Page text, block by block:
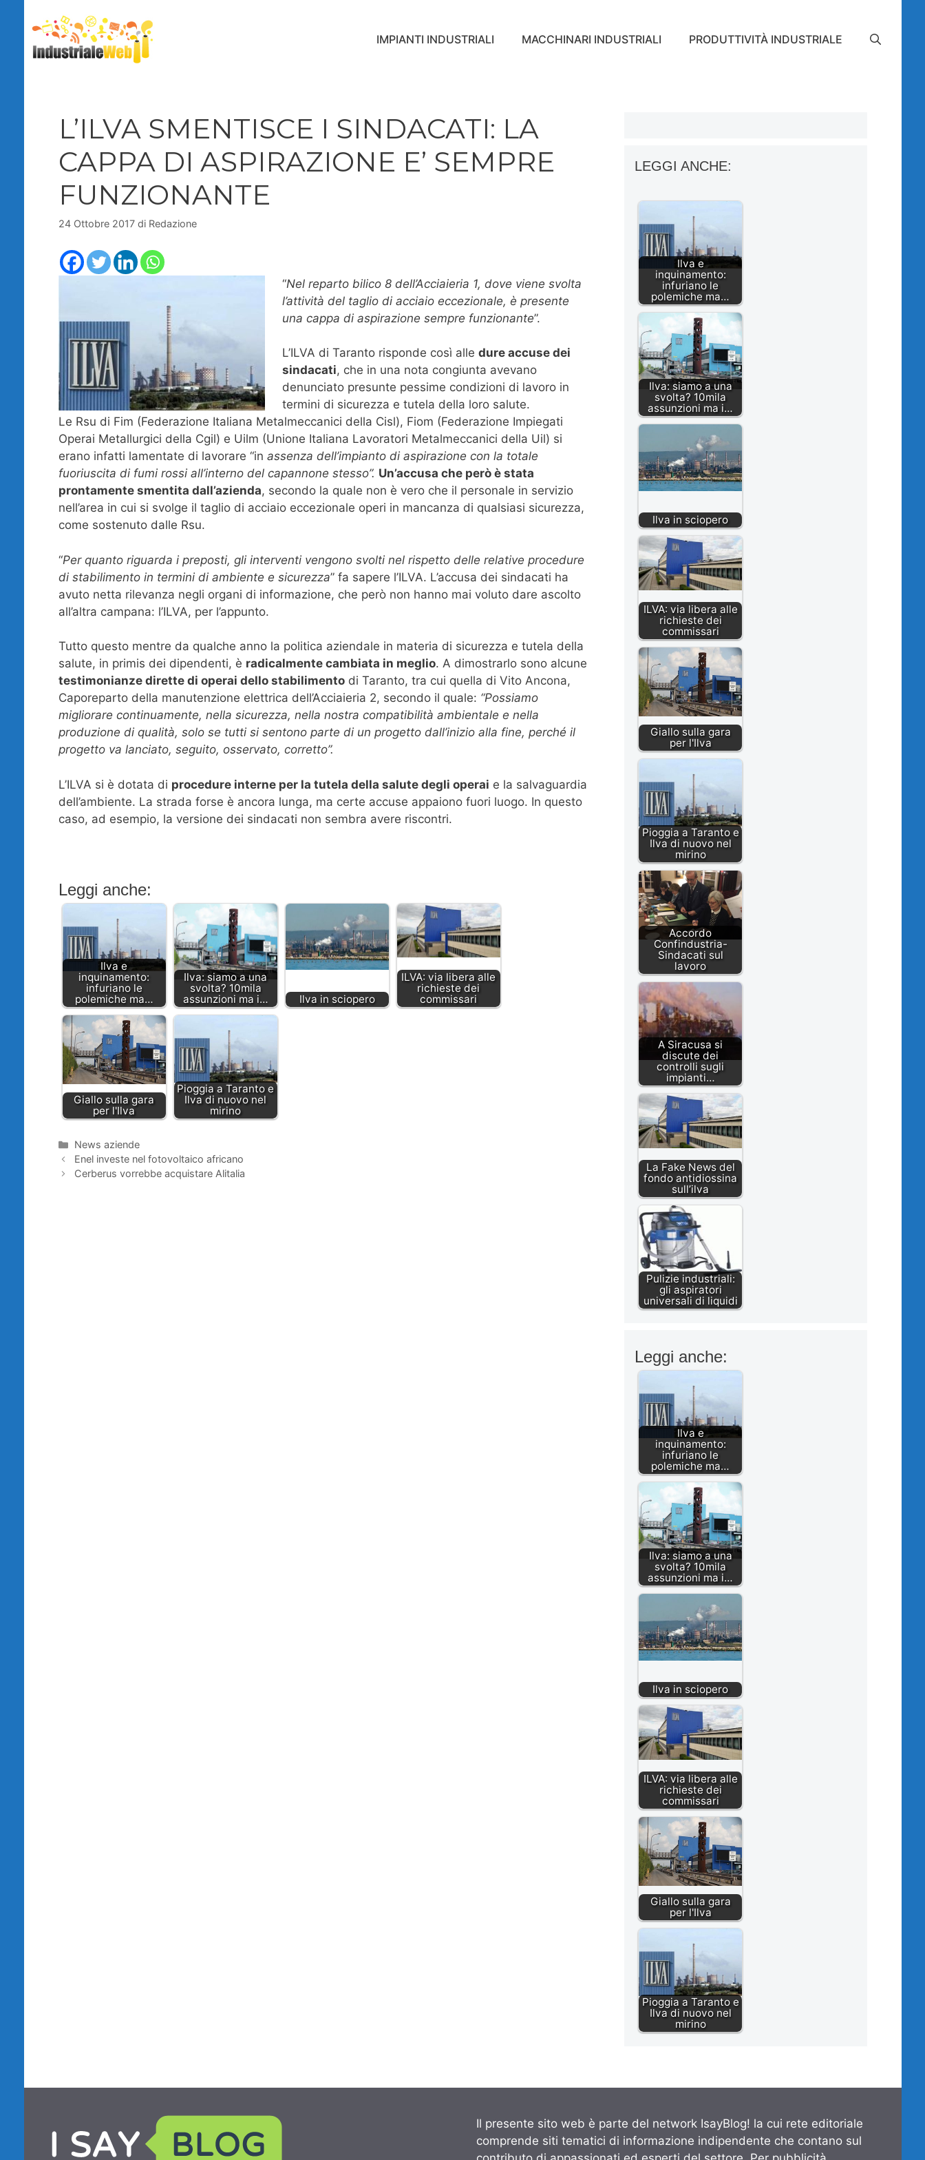
contenuto
IMPIANTI INDUSTRIALI MACCHINARI INDUSTRIALI PRODUTTIVITÀ INDUSTRIALE
L’ILVA SMENTISCE I SINDACATI: LA
CAPPA DI ASPIRAZIONE E’ SEMPRE
FUNZIONANTE
24 Ottobre 2017 di Redazione
“Nel reparto bilico 8 dell’Acciaieria 1, dove viene svolta
l’attività del taglio di acciaio eccezionale, è presente
una cappa di aspirazione sempre funzionante”.
L’ILVA di Taranto risponde così alle dure accuse dei
sindacati, che in una nota congiunta avevano
denunciato presunte pessime condizioni di lavoro in
termini di sicurezza e tutela della loro salute.
Le Rsu di Fim (Federazione Italiana Metalmeccanici della Cisl), Fiom (Federazione Impiegati
Operai Metallurgici della Cgil) e Uilm (Unione Italiana Lavoratori Metalmeccanici della Uil) si
erano infatti lamentate di lavorare “in assenza dell’impianto di aspirazione con la totale
fuoriuscita di fumi rossi all’interno del capannone stesso”. Un’accusa che però è stata
prontamente smentita dall’azienda, secondo la quale non è vero che il personale in servizio
nell’area in cui si svolge il taglio di acciaio eccezionale operi in mancanza di qualsiasi sicurezza,
come sostenuto dalle Rsu.
“Per quanto riguarda i preposti, gli interventi vengono svolti nel rispetto delle relative procedure
di stabilimento in termini di ambiente e sicurezza” fa sapere l’ILVA. L’accusa dei sindacati ha
avuto netta rilevanza negli organi di informazione, che però non hanno mai voluto dare ascolto
all’altra campana: l’ILVA, per l’appunto.
Tutto questo mentre da qualche anno la politica aziendale in materia di sicurezza e tutela della
salute, in primis dei dipendenti, è radicalmente cambiata in meglio. A dimostrarlo sono alcune
testimonianze dirette di operai dello stabilimentodi Taranto, tra cui quella di Vito Ancona,
Caporeparto della manutenzione elettrica dell’Acciaieria 2, secondo il quale: “Possiamo
migliorare continuamente, nella sicurezza, nella nostra compatibilità ambientale e nella
produzione di qualità, solo se tutti si sentono parte di un progetto dall’inizio alla fine, perché il
progetto va lanciato, seguito, osservato, corretto”.
L’ILVA si è dotata di procedure interne per la tutela della salute degli operai e la salvaguardia
dell’ambiente. La strada forse è ancora lunga, ma certe accuse appaiono fuori luogo. In questo
caso, ad esempio, la versione dei sindacati non sembra avere riscontri.
Leggi anche:
Ilva e
inquinamento:
infuriano le
polemiche ma…
Ilva: siamo a una
svolta? 10mila
assunzioni ma i…
Ilva in sciopero
ILVA: via libera alle
richieste dei
commissari
Giallo sulla gara
per l'Ilva
Pioggia a Taranto e
Ilva di nuovo nel
mirino
Categorie
News aziende
Enel investe nel fotovoltaico africano
Cerberus vorrebbe acquistare Alitalia
LEGGI ANCHE:
Ilva e
inquinamento:
infuriano le
polemiche ma…
Ilva: siamo a una
svolta? 10mila
assunzioni ma i…
Ilva in sciopero
ILVA: via libera alle
richieste dei
commissari
Giallo sulla gara
per l'Ilva
Pioggia a Taranto e
Ilva di nuovo nel
mirino
Accordo
Confindustria-
Sindacati sul
lavoro
A Siracusa si
discute dei
controlli sugli
impianti…
La Fake News del
fondo antidiossina
sull’ilva
Pulizie industriali:
gli aspiratori
universali di liquidi
Leggi anche:
Ilva e
inquinamento:
infuriano le
polemiche ma…
Ilva: siamo a una
svolta? 10mila
assunzioni ma i…
Ilva in sciopero
ILVA: via libera alle
richieste dei
commissari
Giallo sulla gara
per l'Ilva
Pioggia a Taranto e
Ilva di nuovo nel
mirino
Il presente sito web è parte del network IsayBlog! la cui rete editoriale
comprende siti tematici di informazione indipendente che contano sul